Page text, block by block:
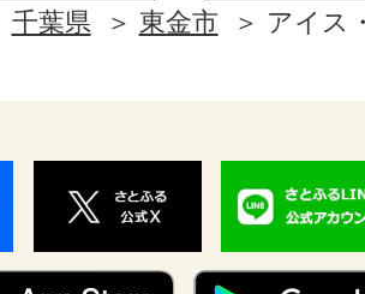
千葉県 東金市 アイス